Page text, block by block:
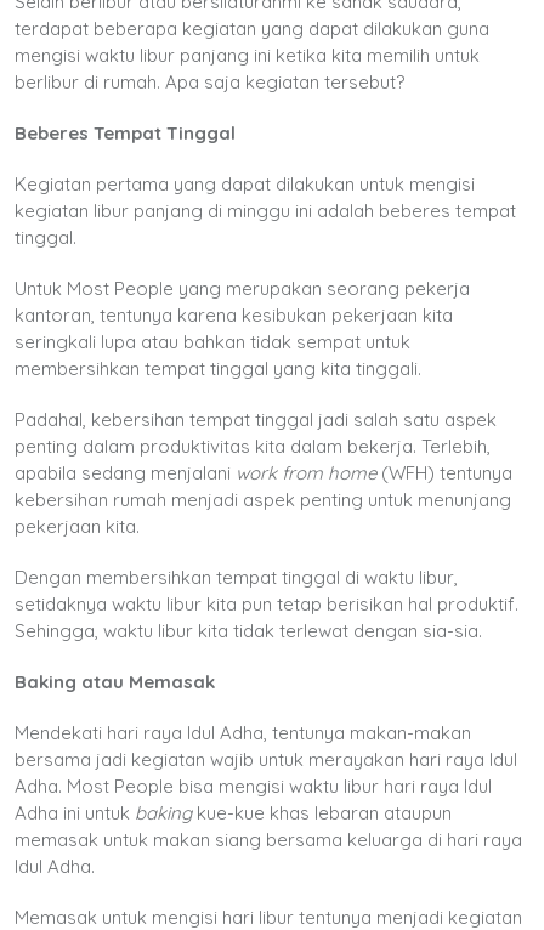
terdapat beberapa kegiatan yang dapat dilakukan guna
mengisi waktu libur panjang ini ketika kita memilih untuk
berlibur di rumah. Apa saja kegiatan tersebut?
Beberes Tempat Tinggal
Kegiatan pertama yang dapat dilakukan untuk mengisi
kegiatan libur panjang di minggu ini adalah beberes tempat
tinggal.
Untuk Most People yang merupakan seorang pekerja
kantoran, tentunya karena kesibukan pekerjaan kita
seringkali lupa atau bahkan tidak sempat untuk
membersihkan tempat tinggal yang kita tinggali.
Padahal, kebersihan tempat tinggal jadi salah satu aspek
penting dalam produktivitas kita dalam bekerja. Terlebih,
apabila sedang menjalani work from home (WFH) tentunya
kebersihan rumah menjadi aspek penting untuk menunjang
pekerjaan kita.
Dengan membersihkan tempat tinggal di waktu libur,
setidaknya waktu libur kita pun tetap berisikan hal produktif.
Sehingga, waktu libur kita tidak terlewat dengan sia-sia.
Baking atau Memasak
Mendekati hari raya Idul Adha, tentunya makan-makan
bersama jadi kegiatan wajib untuk merayakan hari raya Idul
Adha. Most People bisa mengisi waktu libur hari raya Idul
Adha ini untuk baking kue-kue khas lebaran ataupun
memasak untuk makan siang bersama keluarga di hari raya
Idul Adha.
Memasak untuk mengisi hari libur tentunya menjadi kegiatan